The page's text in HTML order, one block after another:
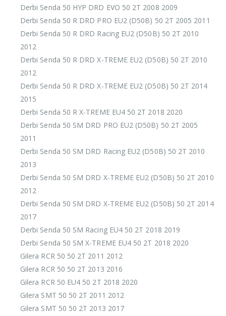
Derbi Senda 50 HYP DRD EVO 50 2T 2008 2009
Derbi Senda 50 R DRD PRO EU2 (D50B) 50 2T 2005 2011
Derbi Senda 50 R DRD Racing EU2 (D50B) 50 2T 2010
2012
Derbi Senda 50 R DRD X-TREME EU2 (D50B) 50 2T 2010
2012
Derbi Senda 50 R DRD X-TREME EU2 (D50B) 50 2T 2014
2015
Derbi Senda 50 R X-TREME EU4 50 2T 2018 2020
Derbi Senda 50 SM DRD PRO EU2 (D50B) 50 2T 2005
2011
Derbi Senda 50 SM DRD Racing EU2 (D50B) 50 2T 2010
2013
Derbi Senda 50 SM DRD X-TREME EU2 (D50B) 50 2T 2010
2012
Derbi Senda 50 SM DRD X-TREME EU2 (D50B) 50 2T 2014
2017
Derbi Senda 50 SM Racing EU4 50 2T 2018 2019
Derbi Senda 50 SM X-TREME EU4 50 2T 2018 2020
Gilera RCR 50 50 2T 2011 2012
Gilera RCR 50 50 2T 2013 2016
Gilera RCR 50 EU4 50 2T 2018 2020
Gilera SMT 50 50 2T 2011 2012
Gilera SMT 50 50 2T 2013 2017